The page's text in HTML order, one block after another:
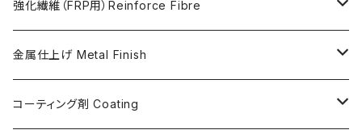
Softener for AC730 (粘度低下剤)
日本製Pigments
強化繊維（FRP用）Reinforce Fibre
ガラス繊維 AC100用
ガラス繊維 AC730用
金属仕上げ Metal Finish
Metal Filler (AC100用金属粉)・鉄粉
コーティング剤 Coating